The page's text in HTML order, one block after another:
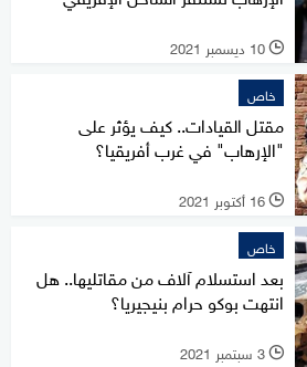
l 10 ديسمبر 2021
خاص
مقتل القيادات.. كيف يؤثر على
"الإرهاب" في غرب أفريقيا؟
l 16 أكتوبر 2021
خاص
بعد استسلام آلاف من مقاتليها.. هل
انتهت بوكو حرام بنيجيريا؟
l 3 سبتمبر 2021